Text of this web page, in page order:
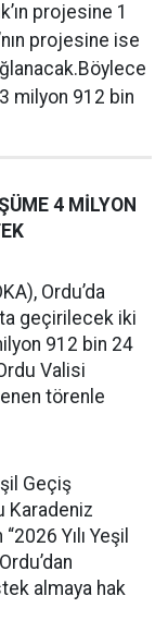
projesine 1
projesine ise
milyon 912 bin
4 MİLYON
Ordu’da
geçirilecek iki
912 bin 24
Valisi
törenle
Geçiş
Karadeniz
Yılı Yeşil
almaya hak